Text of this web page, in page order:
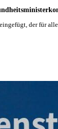
der für